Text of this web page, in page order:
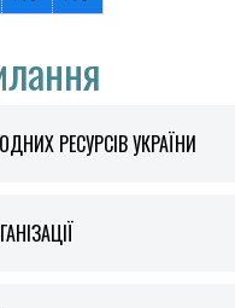
РЕСУРСІВ УКРАЇНИ